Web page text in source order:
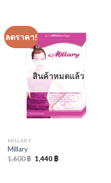
ลดราคา!
สินค้าหมดแล้ว
MILLARY
Millary
1,600฿ Original
price
1,440 ฿Current